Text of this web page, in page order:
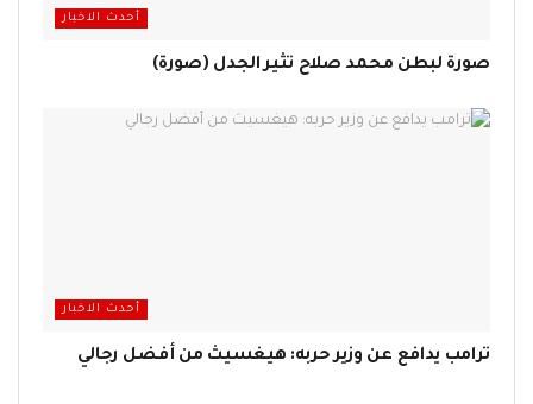
أحدث الاخبار
صورة لبطن محمد صلاح تثير الجدل (صورة)
أحدث الاخبار
ترامب يدافع عن وزير حربه: هيغسيث من أفضل رجالي